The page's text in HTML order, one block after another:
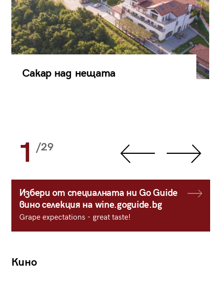
Сакар над нещата
1 /29
Избери от специалната ни Go Guide
вино селекция на wine.goguide.bg
Grape expectations - great taste!
Кино